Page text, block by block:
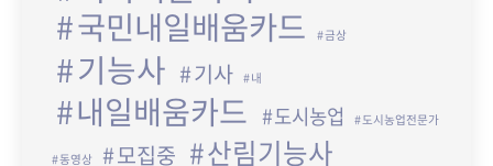
국민내일배움카드 금상
기능사 기사 내
내일배움카드 도시농업 도시농업전문가
동영상 모집중 산림기능사